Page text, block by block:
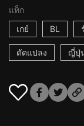
แท็ก
เกย์
BL
ดัดแปลง ญี่ปุ่